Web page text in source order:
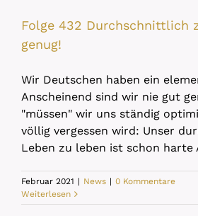
Folge 432 Durchschnittlich
genug!
Wir Deutschen haben ein
Anscheinend sind wir nie gut
"müssen" wir uns ständig
völlig vergessen wird: Unser
Leben zu leben ist schon harte
Februar 2021 | News | 0 Kommentare
Weiterlesen